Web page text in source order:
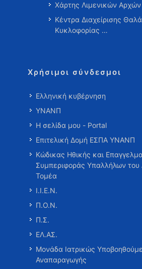
Χάρτης Λιμενικών Αρχών
Κέντρα Διαχείρισης
Κυκλοφορίας …
Χρήσιμοι σύνδεσμοι
Ελληνική κυβέρνηση
ΥΝΑΝΠ
Η σελίδα μου - Portal
Επιτελική Δομή ΕΣΠΑ ΥΝΑΝΠ
Κώδικας Ηθικής και
Συμπεριφοράς Υπαλλήλων του
Τομέα
Ι.Ι.Ε.Ν.
Π.Ο.Ν.
Π.Σ.
ΕΛ.ΑΣ.
Μονάδα Ιατρικώς
Αναπαραγωγής